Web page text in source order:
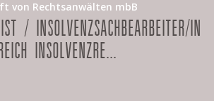
von Rechtsanwälten mbB
/ INSOLVENZSACHBEARBEITER/IN
INSOLVENZRE...